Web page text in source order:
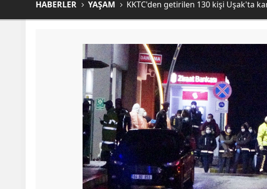
HABERLER YAŞAM KKTC'den getirilen 130 kişi Uşak'ta